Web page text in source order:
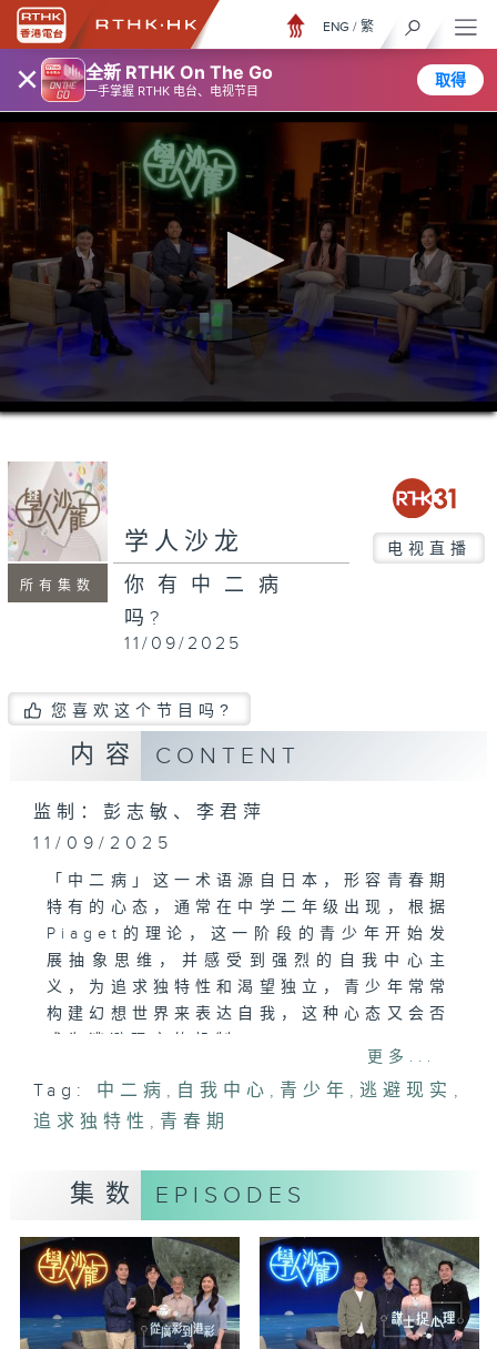
× 全新 RTHK On The Go
一手掌握 RTHK 电台、电视节目
取得
ENG / 繁
0
seconds
minutes,
seconds
所有集数
学人沙龙 电视直播
你有中二病
吗?
11/09/2025
您喜欢这个节目吗?
内容 CONTENT
监制：彭志敏、李君萍
11/09/2025
「中二病」这一术语源自日本，形容青春期
特有的心态，通常在中学二年级出现，根据
Piaget的理论，这一阶段的青少年开始发
展抽象思维，并感受到强烈的自我中心主
义，为追求独特性和渴望独立，青少年常常
构建幻想世界来表达自我，这种心态又会否
主持:
张存华(多媒体主持)
黄丽茵(厨师)
李澄琳(澳洲注册营养师)
更多...
Tag: 中二病 , 自我中心 , 青少年 ,逃避现实 ,
追求独特性 , 青春期
集数 EPISODES